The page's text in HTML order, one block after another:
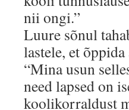
nii ongi.”
Luure sõnul
lastele, et
“Mina usun
need lapsed on
koolikorraldust